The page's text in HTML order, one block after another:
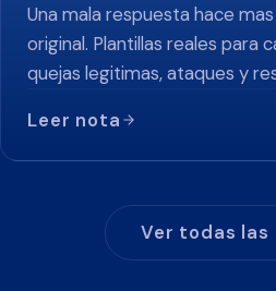
Una mala respuesta hace
original. Plantillas reales para
quejas legitimas, ataques y
Leer nota
Ver todas las